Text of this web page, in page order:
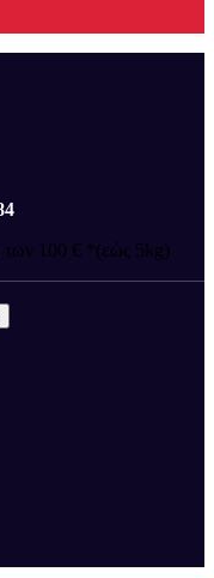
των 100 € *(εώς 5kg)